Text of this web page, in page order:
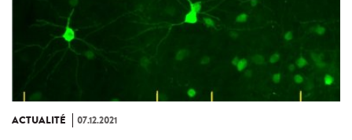
ACTUALITÉ 07.12.2021